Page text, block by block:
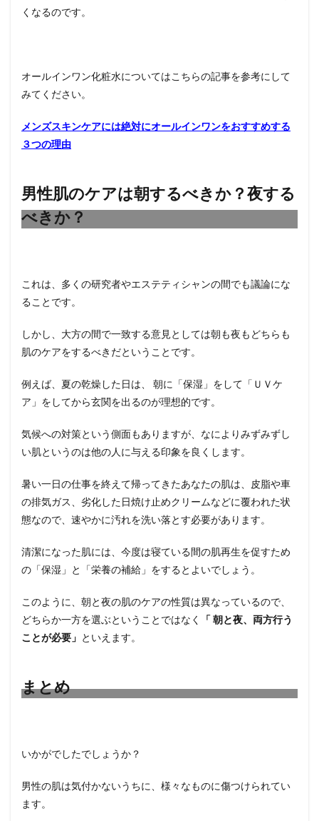
くなるのです。
オールインワン化粧水についてはこちらの記事を参考にして
みてください。
メンズスキンケアには絶対にオールインワンをおすすめする
３つの理由
男性肌のケアは朝するべきか？夜する
べきか？
これは、多くの研究者やエステティシャンの間でも議論にな
ることです。
しかし、大方の間で一致する意見としては朝も夜もどちらも
肌のケアをするべきだということです。
例えば、夏の乾燥した日は、 朝に「保湿」をして「ＵＶケ
ア」をしてから玄関を出るのが理想的です。
気候への対策という側面もありますが、なによりみずみずし
い肌というのは他の人に与える印象を良くします。
暑い一日の仕事を終えて帰ってきたあなたの肌は、皮脂や車
の排気ガス、劣化した日焼け止めクリームなどに覆われた状
態なので、速やかに汚れを洗い落とす必要があります。
清潔になった肌には、今度は寝ている間の肌再生を促すため
の「保湿」と「栄養の補給」をするとよいでしょう。
このように、朝と夜の肌のケアの性質は異なっているので、
どちらか一方を選ぶということではなく
「 朝と夜、両方行う
ことが必要」 といえます。
まとめ
いかがでしたでしょうか？
男性の肌は気付かないうちに、様々なものに傷つけられてい
ます。